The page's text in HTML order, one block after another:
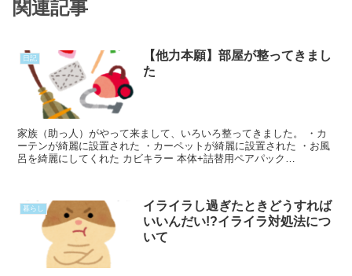
関連記事
日記
【他力本願】部屋が整ってきまし
た
家族（助っ人）がやって来まして、いろいろ整ってきました。 ・カ
ーテンが綺麗に設置された ・カーペットが綺麗に設置された ・お風
呂を綺麗にしてくれた カビキラー 本体+詰替用ペアパック
暮らし
イライラし過ぎたときどうすれば
いいんだい!?イライラ対処法につ
いて